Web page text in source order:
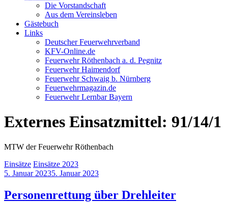
Die Vorstandschaft
Aus dem Vereinsleben
Gästebuch
Links
Deutscher Feuerwehrverband
KFV-Online.de
Feuerwehr Röthenbach a. d. Pegnitz
Feuerwehr Haimendorf
Feuerwehr Schwaig b. Nürnberg
Feuerwehrmagazin.de
Feuerwehr Lernbar Bayern
Externes Einsatzmittel: 91/14/1
MTW der Feuerwehr Röthenbach
Einsätze Einsätze 2023
5. Januar 20235. Januar 2023
Personenrettung über Drehleiter